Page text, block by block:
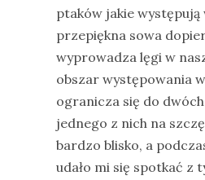
ptaków jakie występują
przepiękna sowa
wyprowadza lęgi w
obszar występowania
ogranicza się do
jednego z nich na
bardzo blisko, a
udało mi się spotkać z